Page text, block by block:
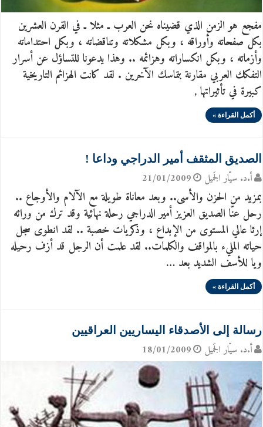
مفجع هو الزمن الذي قضيناه نحن العرب ـ مثلا ـ في القرن العشرين
بكل صفحاته وأوراقه ، وبكل مشكلاته وتناقضاته ، وبكل احتداماته
وأزماته ، وبكل انكساراته وهزائمه .. وهذا يدعونا للتساؤل عن أسرار
التفكك العربي مقارنة بتماسك الآخرين . لقد كانت الهزائم التاريخية
كبيرة في تأثيراتها ,
أكمل القراءة »
الصديق المثقف أمير الدراجي وداعا !
أ.د. سيّار الجَميل 21/01/2009
بمزيد من الحزن والأسى.. وبعد معاناة طويلة مع الآلام والأوجاع ..
رحل عنّا الصديق العزيز أمير الدراجي رحلة نهائية وقد ترك من ورائه
إرثا عالي المستوى من الإبداع ، وذكريات خصبة .. لقد انطوى سجل
حياته المليء بالمواقف والكلمات.. لقد علمت أن الرجل قد أزف رحيله
ويا للأسف الشديد بعد …
أكمل القراءة »
رسالة إلى الأصدقاء اليساريين العراقيين
أ.د. سيّار الجَميل 18/01/2009